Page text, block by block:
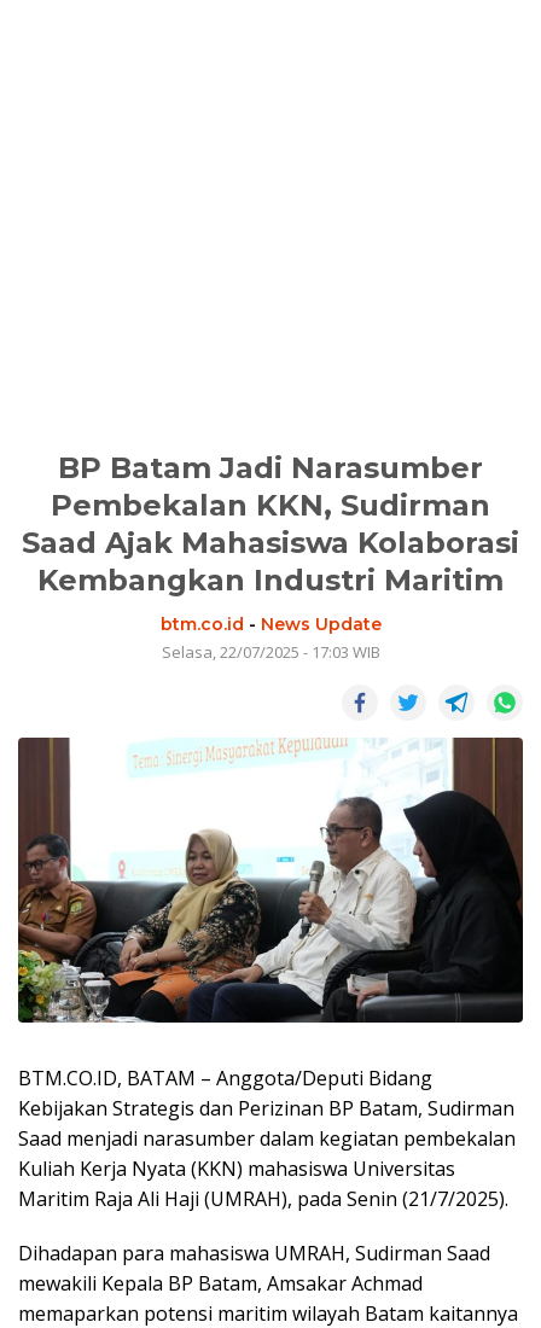
BP Batam Jadi Narasumber
Pembekalan KKN, Sudirman
Saad Ajak Mahasiswa Kolaborasi
Kembangkan Industri Maritim
btm.co.id - News Update
Selasa, 22/07/2025 - 17:03 WIB
BTM.CO.ID, BATAM – Anggota/Deputi Bidang
Kebijakan Strategis dan Perizinan BP Batam, Sudirman
Saad menjadi narasumber dalam kegiatan pembekalan
Kuliah Kerja Nyata (KKN) mahasiswa Universitas
Maritim Raja Ali Haji (UMRAH), pada Senin (21/7/2025).
Dihadapan para mahasiswa UMRAH, Sudirman Saad
mewakili Kepala BP Batam, Amsakar Achmad
memaparkan potensi maritim wilayah Batam kaitannya